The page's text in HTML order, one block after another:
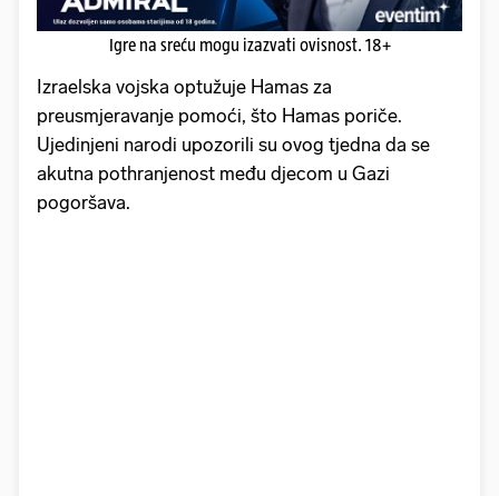
Igre na sreću mogu izazvati ovisnost. 18+
Izraelska vojska optužuje Hamas za
preusmjeravanje pomoći, što Hamas poriče.
Ujedinjeni narodi upozorili su ovog tjedna da se
akutna pothranjenost među djecom u Gazi
pogoršava.